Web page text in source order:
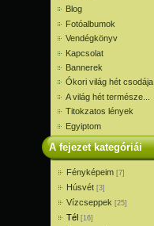
Blog
Fotóalbumok
Vendégkönyv
Kapcsolat
Bannerek
Ókori világ hét csodája
A világ hét természe...
Titokzatos lények
Egyiptom
A fejezet kategóriái
Fényképeim [7]
Húsvét [3]
Vízcseppek [25]
Tél [16]